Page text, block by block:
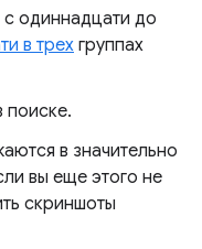
с одиннадцати до
в трехгруппах
поиске.
в значительно
вы еще этого не
скриншоты